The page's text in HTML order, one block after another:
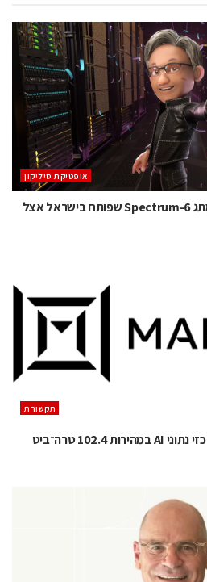
אופטיקת סיליקון
אנבידיה מתחילה לפרוס את מתג Spectrum-6 שפותח בישראל אצל
תקשורת
מארוול חושפת מתג חדש למרכזי נתוני AI במהירות 102.4 טרה־ביט